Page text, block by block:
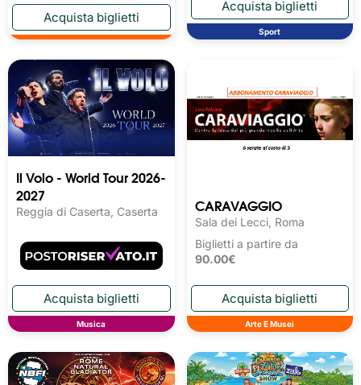
Sport
Il Volo - World Tour 2026-
2027
Reggia di Caserta, Caserta
Musica
CARAVAGGIO
Sala dei Lecci, Roma
Biglietti a partire da
90.00€
Arte E Musei